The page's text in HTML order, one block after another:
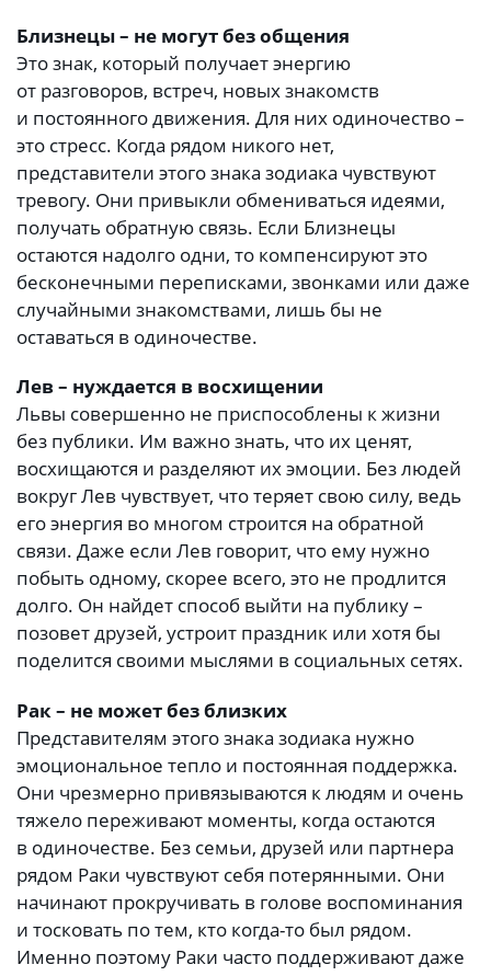
Близнецы – не могут без общения
Это знак, который получает энергию
от разговоров, встреч, новых знакомств
и постоянного движения. Для них одиночество –
это стресс. Когда рядом никого нет,
представители этого знака зодиака чувствуют
тревогу. Они привыкли обмениваться идеями,
получать обратную связь. Если Близнецы
остаются надолго одни, то компенсируют это
бесконечными переписками, звонками или даже
случайными знакомствами, лишь бы не
оставаться в одиночестве.
Лев – нуждается в восхищении
Львы совершенно не приспособлены к жизни
без публики. Им важно знать, что их ценят,
восхищаются и разделяют их эмоции. Без людей
вокруг Лев чувствует, что теряет свою силу, ведь
его энергия во многом строится на обратной
связи. Даже если Лев говорит, что ему нужно
побыть одному, скорее всего, это не продлится
долго. Он найдет способ выйти на публику –
позовет друзей, устроит праздник или хотя бы
поделится своими мыслями в социальных сетях.
Рак – не может без близких
Представителям этого знака зодиака нужно
эмоциональное тепло и постоянная поддержка.
Они чрезмерно привязываются к людям и очень
тяжело переживают моменты, когда остаются
в одиночестве. Без семьи, друзей или партнера
рядом Раки чувствуют себя потерянными. Они
начинают прокручивать в голове воспоминания
и тосковать по тем, кто когда-то был рядом.
Именно поэтому Раки часто поддерживают даже